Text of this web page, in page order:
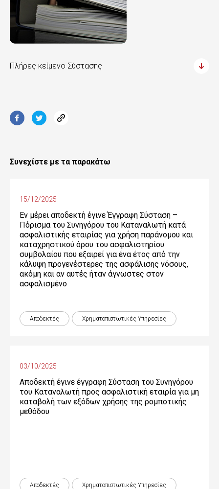
Πλήρες κείμενο Σύστασης
Συνεχίστε με τα παρακάτω
15/12/2025
Εν μέρει αποδεκτή έγινε Έγγραφη Σύσταση –
Πόρισμα του Συνηγόρου του Καταναλωτή κατά
ασφαλιστικής εταιρίας για χρήση παράνομου και
καταχρηστικού όρου του ασφαλιστηρίου
συμβολαίου που εξαιρεί για ένα έτος από την
κάλυψη προγενέστερες της ασφάλισης νόσους,
ακόμη και αν αυτές ήταν άγνωστες στον
ασφαλισμένο
Αποδεκτές Χρηματοπιστωτικές Yπηρεσίες
03/10/2025
Αποδεκτή έγινε έγγραφη Σύσταση του Συνηγόρου
του Καταναλωτή προς ασφαλιστική εταιρία για μη
καταβολή των εξόδων χρήσης της ρομποτικής
μεθόδου
Αποδεκτές Χρηματοπιστωτικές Yπηρεσίες